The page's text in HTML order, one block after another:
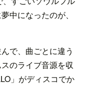
中になったのが、
で、曲ごとに違う
のライブ音源を収
」がディスコでか